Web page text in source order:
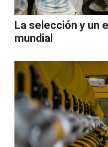
La selección y un
mundial